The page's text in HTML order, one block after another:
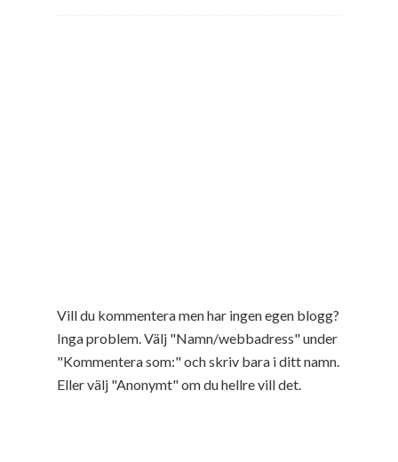
Vill du kommentera men har ingen egen blogg?
Inga problem. Välj "Namn/webbadress" under
"Kommentera som:" och skriv bara i ditt namn.
Eller välj "Anonymt" om du hellre vill det.